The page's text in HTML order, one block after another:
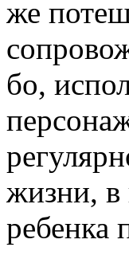
же
бо,
жизни, в
ребенка